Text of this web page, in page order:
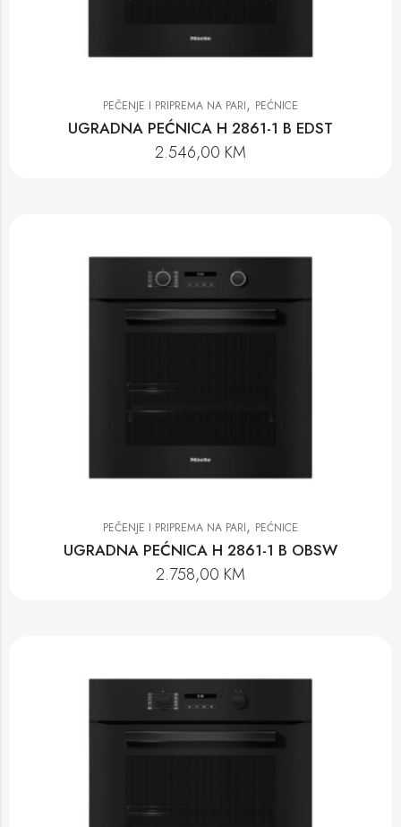
PEČENJE I PRIPREMA NA PARI, PEĆNICE
UGRADNA PEĆNICA H 2861-1 B EDST
2.546,00 KM
PEČENJE I PRIPREMA NA PARI, PEĆNICE
UGRADNA PEĆNICA H 2861-1 B OBSW
2.758,00 KM